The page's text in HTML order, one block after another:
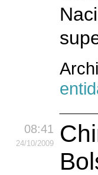
08:41
24/10/2009